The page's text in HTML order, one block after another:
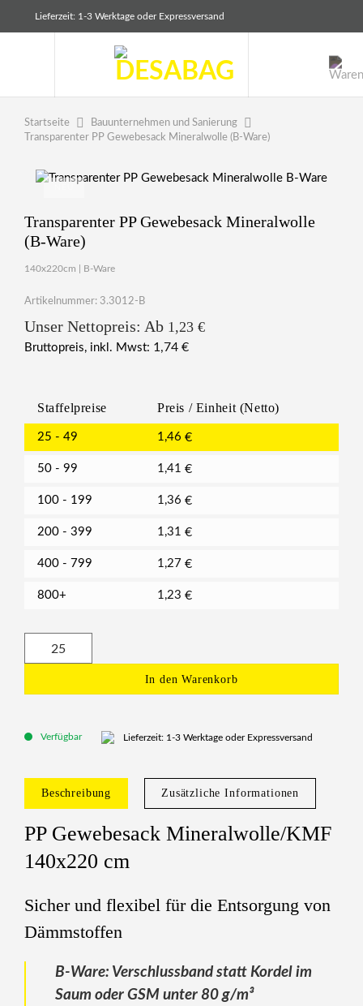
Lieferzeit: 1-3 Werktage oder Expressversand
Startseite
Bauunternehmen und Sanierung
Transparenter PP Gewebesack Mineralwolle (B-Ware)
Transparenter PP Gewebesack Mineralwolle
(B-Ware)
140x220cm | B-Ware
Artikelnummer: 3.3012-B
Unser Nettopreis: Ab 1,23 €
Bruttopreis, inkl. Mwst: 1,74 €
Staffelpreise Preis / Einheit (Netto)
25 - 49 1,46 €
50 - 99 1,41 €
100 - 199 1,36 €
200 - 399 1,31 €
400 - 799 1,27 €
800+ 1,23 €
In den Warenkorb
Verfügbar Lieferzeit: 1-3 Werktage oder Expressversand
Beschreibung Zusätzliche Informationen
PP Gewebesack Mineralwolle/KMF
140x220 cm
Sicher und flexibel für die Entsorgung von
Dämmstoffen
B-Ware: Verschlussband statt Kordel im
Saum oder GSM unter 80 g/m³